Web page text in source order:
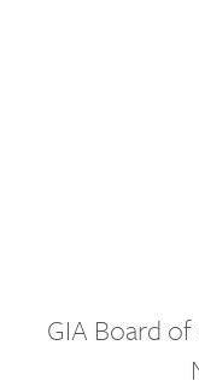
GIA Board